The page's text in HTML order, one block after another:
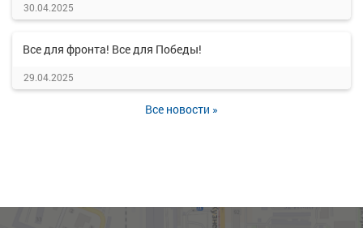
30.04.2025
Все для фронта! Все для Победы!
29.04.2025
Все новости »